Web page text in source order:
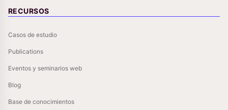
RECURSOS
Casos de estudio
Publications
Eventos y seminarios web
Blog
Base de conocimientos